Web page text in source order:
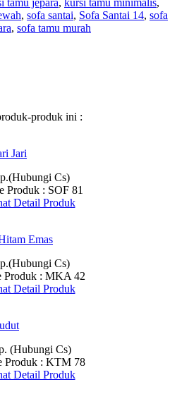
, sofa santai, Sofa Santai 14, sofa
, sofa tamu murah
produk ini :
Cs)
Produk : SOF 81
Detail Produk
Cs)
Produk : MKA 42
Detail Produk
(Hubungi Cs)
Produk : KTM 78
Detail Produk